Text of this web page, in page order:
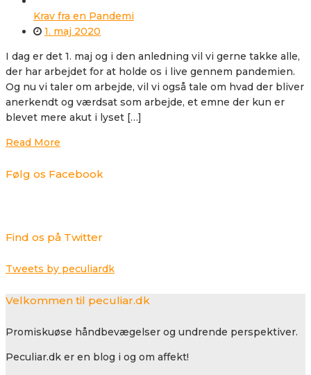
Krav fra en Pandemi
1. maj 2020
I dag er det 1. maj og i den anledning vil vi gerne takke alle,
der har arbejdet for at holde os i live gennem pandemien.
Og nu vi taler om arbejde, vil vi også tale om hvad der bliver
anerkendt og værdsat som arbejde, et emne der kun er
blevet mere akut i lyset […]
Read More
Følg os Facebook
Find os på Twitter
Tweets by peculiardk
Velkommen til peculiar.dk
Promiskuøse håndbevægelser og undrende perspektiver.
Peculiar.dk er en blog i og om affekt!